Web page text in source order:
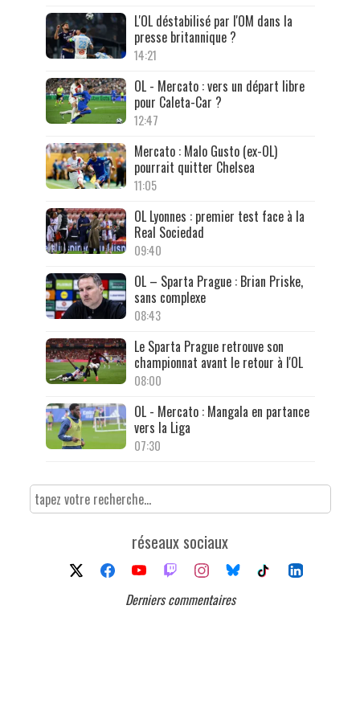
L'OL déstabilisé par l'OM dans la
presse britannique ?
14:21
OL - Mercato : vers un départ libre
pour Caleta-Car ?
12:47
Mercato : Malo Gusto (ex-OL)
pourrait quitter Chelsea
11:05
OL Lyonnes : premier test face à la
Real Sociedad
09:40
OL – Sparta Prague : Brian Priske,
sans complexe
08:43
Le Sparta Prague retrouve son
championnat avant le retour à l'OL
08:00
OL - Mercato : Mangala en partance
vers la Liga
07:30
réseaux sociaux
Derniers commentaires